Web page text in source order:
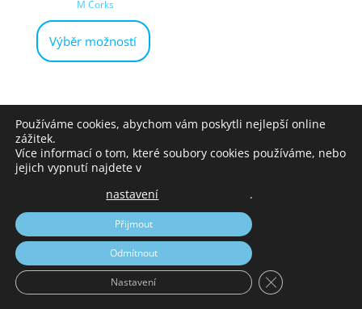
M Corks
Výběr možností
© Žížalice 2014-2026
Používáme cookies, abychom vám poskytli nejlepší online
zážitek.
Více informací o tom, které soubory cookies používáme, nebo
jejich vypnutí najdete v
nastavení
.
Přijmout
Odmítnout
Nastavení Zavřít cookie